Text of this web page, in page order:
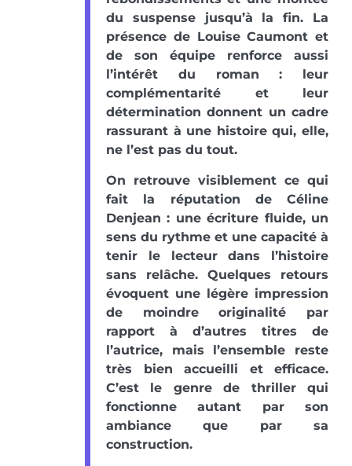
du suspense jusqu’à la fin. La
présence de Louise Caumont et
de son équipe renforce aussi
l’intérêt du roman : leur
complémentarité et leur
détermination donnent un cadre
rassurant à une histoire qui, elle,
ne l’est pas du tout.
On retrouve visiblement ce qui
fait la réputation de Céline
Denjean : une écriture fluide, un
sens du rythme et une capacité à
tenir le lecteur dans l’histoire
sans relâche. Quelques retours
évoquent une légère impression
de moindre originalité par
rapport à d’autres titres de
l’autrice, mais l’ensemble reste
très bien accueilli et efficace.
C’est le genre de thriller qui
fonctionne autant par son
ambiance que par sa
construction.